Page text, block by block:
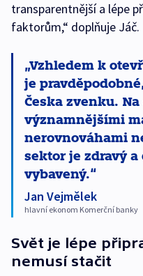
transparentnější a lépe
faktorům,“ doplňuje Jáč.
Vzhledem k
je
Česka zvenku.
významnějšími
nerovnováhami
sektor je zdravý
vybavený.
Jan Vejmělek
hlavní ekonom Komerční banky
Svět je lépe
nemusí stačit